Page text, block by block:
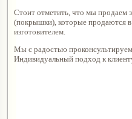
Стоит отметить, что мы продаем
(покрышки), которые продаются
изготовителем.
Мы с радостью
Индивидуальный подход к